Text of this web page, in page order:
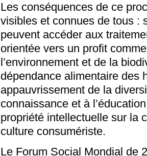
Les conséquences de ce
visibles et connues de tous :
peuvent accéder aux
orientée vers un profit
l’environnement et de la
dépendance alimentaire des
appauvrissement de la
connaissance et à
propriété intellectuelle sur la
culture consumériste.
Le Forum Social Mondial de